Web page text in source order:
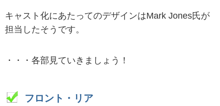
キャスト化にあたってのデザインはMark Jones氏が
担当したそうです。
・・・各部見ていきましょう！
フロント・リア